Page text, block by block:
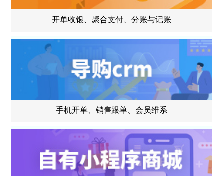
开单收银、聚合支付、分账与记账
手机开单、销售跟单、会员维系